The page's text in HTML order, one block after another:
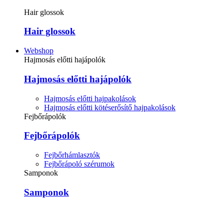
Hair glossok
Hair glossok
Webshop
Hajmosás előtti hajápolók
Hajmosás előtti hajápolók
Hajmosás előtti hajpakolások
Hajmosás előtti kötéserősítő hajpakolások
Fejbőrápolók
Fejbőrápolók
Fejbőrhámlasztók
Fejbőrápoló szérumok
Samponok
Samponok